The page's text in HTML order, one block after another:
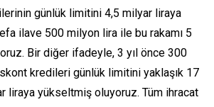
günlük limitini 4,5 milyar liraya
ilave 500 milyon lira ile bu rakamı 5
Bir diğer ifadeyle, 3 yıl önce 300
kredileri günlük limitini yaklaşık 17
liraya yükseltmiş oluyoruz. Tüm ihracat